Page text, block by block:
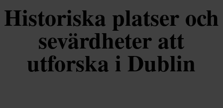
Historiska platser och
sevärdheter att
utforska i Dublin